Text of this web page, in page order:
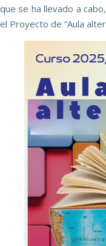
que se ha llevado a
el Proyecto de “Aula